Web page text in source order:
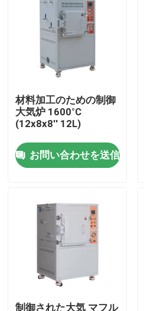
製品
ビデオ
わたしたち に つい て
工場 ツアー
品質管理
Programtherm
高温管炉
高温マフル炉
材料加工のための制御
大気炉 1600°C
(12x8x8′′ 12L)
お問い合わせを送信
制御された大気 マフル